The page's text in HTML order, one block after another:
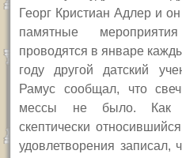
Георг Кристиан Адлер и
памятные
проводятся в январе
году другой датский
Рамус сообщал, что
мессы не было. Как
скептически
удовлетворения записал,